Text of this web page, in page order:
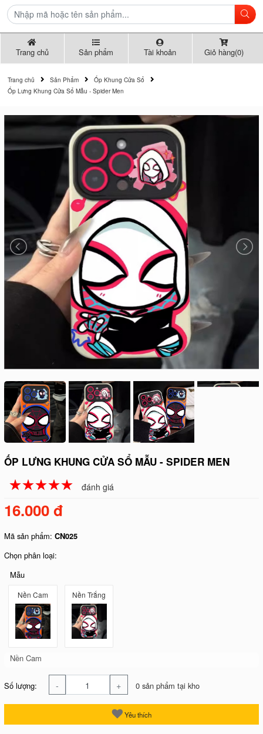
Trang chủ Sản phẩm Tài khoản Giỏ hàng(0)
Trang chủ Sản Phẩm
Ốp Khung Cửa Sổ
Ốp Lưng Khung Cửa Sổ Mẫu - Spider Men
ỐP LƯNG KHUNG CỬA SỔ MẪU - SPIDER MEN
☆☆☆☆☆
★★★★★ đánh giá
16.000 đ
Mã sản phẩm:CN025
Chọn phân loại:
Mẫu
Nền Cam Nền Trắng
Nền Cam
Số lượng: - + 0 sản phẩm tại kho
Yêu thích